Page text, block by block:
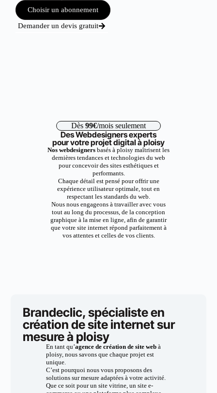
Choisir un abonnement
Demander un devis gratuit
Dès 99€/mois seulement
Des Webdesigners experts
pour votre projet digital à ploisy
Nos webdesigners basés à ploisy maîtrisent les
dernières tendances et technologies du web
pour concevoir des sites esthétiques et
performants.
Chaque détail est pensé pour offrir une
expérience utilisateur optimale, tout en
respectant les standards du web.
Nous nous engageons à travailler avec vous
tout au long du processus, de la conception
graphique à la mise en ligne, afin de garantir
que votre site internet répond parfaitement à
vos attentes et celles de vos clients.
Brandeclic, spécialiste en
création de site internet sur
mesure à ploisy
En tant qu’agence de création de site webà
ploisy, nous savons que chaque projet est
unique.
C’est pourquoi nous vous proposons des
solutions sur mesure adaptées à votre activité.
Que ce soit pour un site vitrine, un site e-